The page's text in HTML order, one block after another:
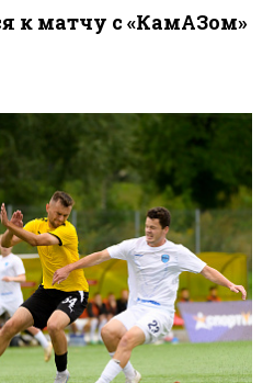
к матчу с «КамАЗом»